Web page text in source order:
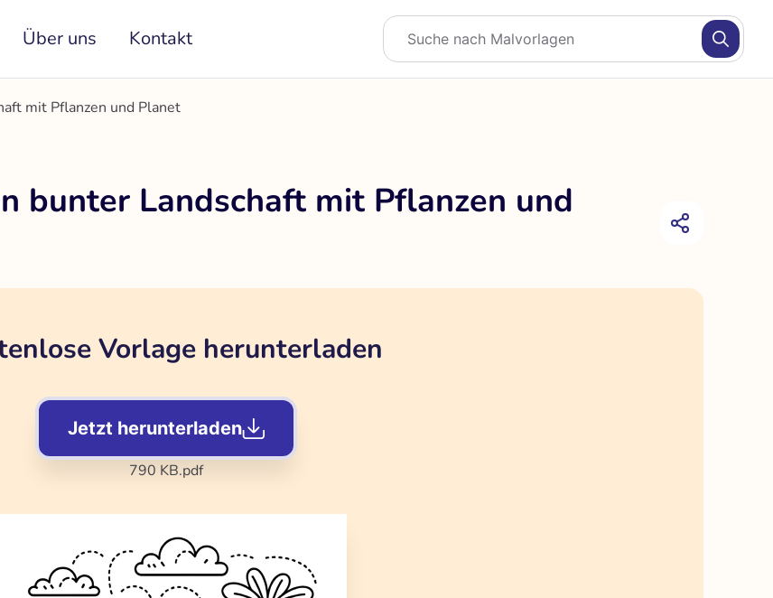
Über uns Kontakt
mit Pflanzen und Planet
bunter Landschaft mit Pflanzen und
Vorlage herunterladen
Jetzt herunterladen
790 KB.pdf